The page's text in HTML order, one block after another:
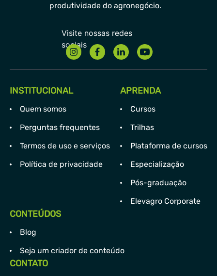
produtividade do agronegócio.
INSTITUCIONAL
Quem somos
Perguntas frequentes
Termos de uso e serviços
Política de privacidade
APRENDA
Cursos
Trilhas
Plataforma de cursos
Especialização
Pós-graduação
Elevagro Corporate
CONTEÚDOS
Blog
Seja um criador de conteúdo
CONTATO